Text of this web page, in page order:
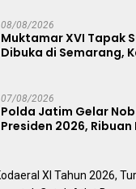
08/08/2026
Muktamar XVI Tapak
Dibuka di Semarang,
07/08/2026
Polda Jatim Gelar
Presiden 2026, Ribuan